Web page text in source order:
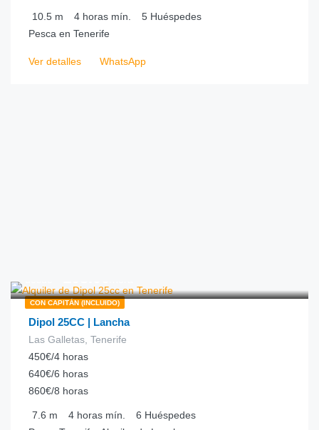
10.5 m 4 horas mín. 5 Huéspedes
Pesca en Tenerife
Ver detalles WhatsApp
CON CAPITÁN (INCLUIDO)
Dipol 25CC | Lancha
Las Galletas, Tenerife
450€/4 horas
640€/6 horas
860€/8 horas
7.6 m 4 horas mín. 6 Huéspedes